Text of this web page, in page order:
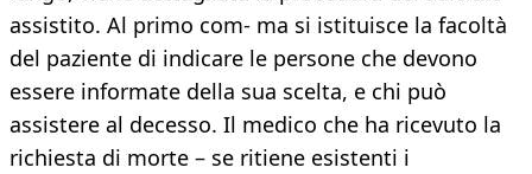
assistito. Al primo com- ma si istituisce la facoltà
del paziente di indicare le persone che devono
essere informate della sua scelta, e chi può
assistere al decesso. Il medico che ha ricevuto la
richiesta di morte – se ritiene esistenti i